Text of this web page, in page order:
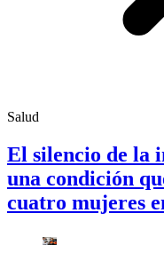
Salud
El silencio de la
una condición
cuatro mujeres